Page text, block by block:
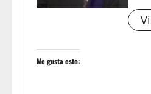
Me gusta esto: